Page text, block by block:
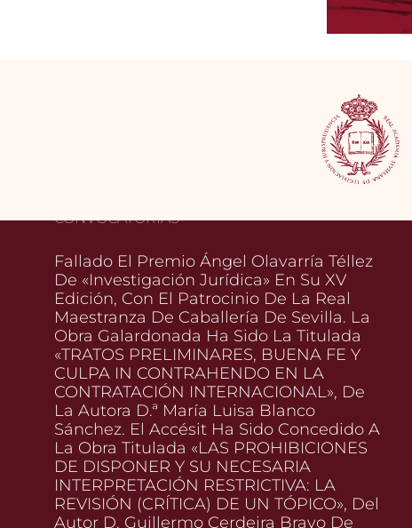
CONVOCATORIAS
Fallado El Premio Ángel Olavarría Téllez
De «Investigación Jurídica» En Su XV
Edición, Con El Patrocinio De La Real
Maestranza De Caballería De Sevilla. La
Obra Galardonada Ha Sido La Titulada
«TRATOS PRELIMINARES, BUENA FE Y
CULPA IN CONTRAHENDO EN LA
CONTRATACIÓN INTERNACIONAL», De
La Autora D.ª María Luisa Blanco
Sánchez. El Accésit Ha Sido Concedido A
La Obra Titulada «LAS PROHIBICIONES
DE DISPONER Y SU NECESARIA
INTERPRETACIÓN RESTRICTIVA: LA
REVISIÓN (CRÍTICA) DE UN TÓPICO», Del
Autor D. Guillermo Cerdeira Bravo De